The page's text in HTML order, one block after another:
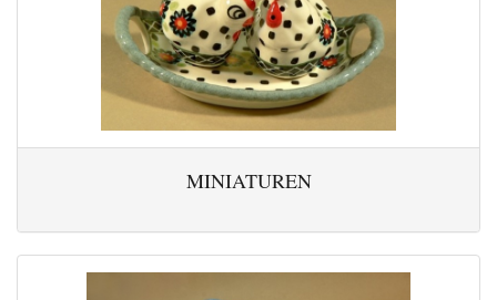
MINIATUREN